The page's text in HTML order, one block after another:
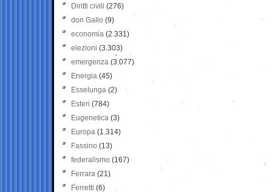
Diritti civili (276)
don Gallo (9)
economia (2.331)
elezioni (3.303)
emergenza (3.077)
Energia (45)
Esselunga (2)
Esteri (784)
Eugenetica (3)
Europa (1.314)
Fassino (13)
federalismo (167)
Ferrara (21)
Ferretti (6)